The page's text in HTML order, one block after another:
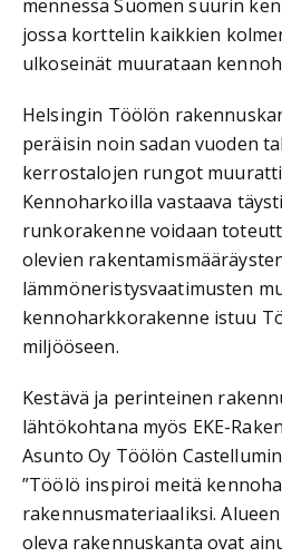
mennessä Suomen suurin
jossa korttelin kaikkien
ulkoseinät muurataan
Helsingin Töölön
peräisin noin sadan vuoden
kerrostalojen rungot
Kennoharkoilla vastaava
runkorakenne voidaan
olevien
lämmöneristysvaatimusten
kennoharkkorakenne istuu
miljööseen.
Kestävä ja perinteinen
lähtökohtana myös EKE-
Asunto Oy Töölön
”Töölö inspiroi meitä
rakennusmateriaaliksi.
oleva rakennuskanta ovat